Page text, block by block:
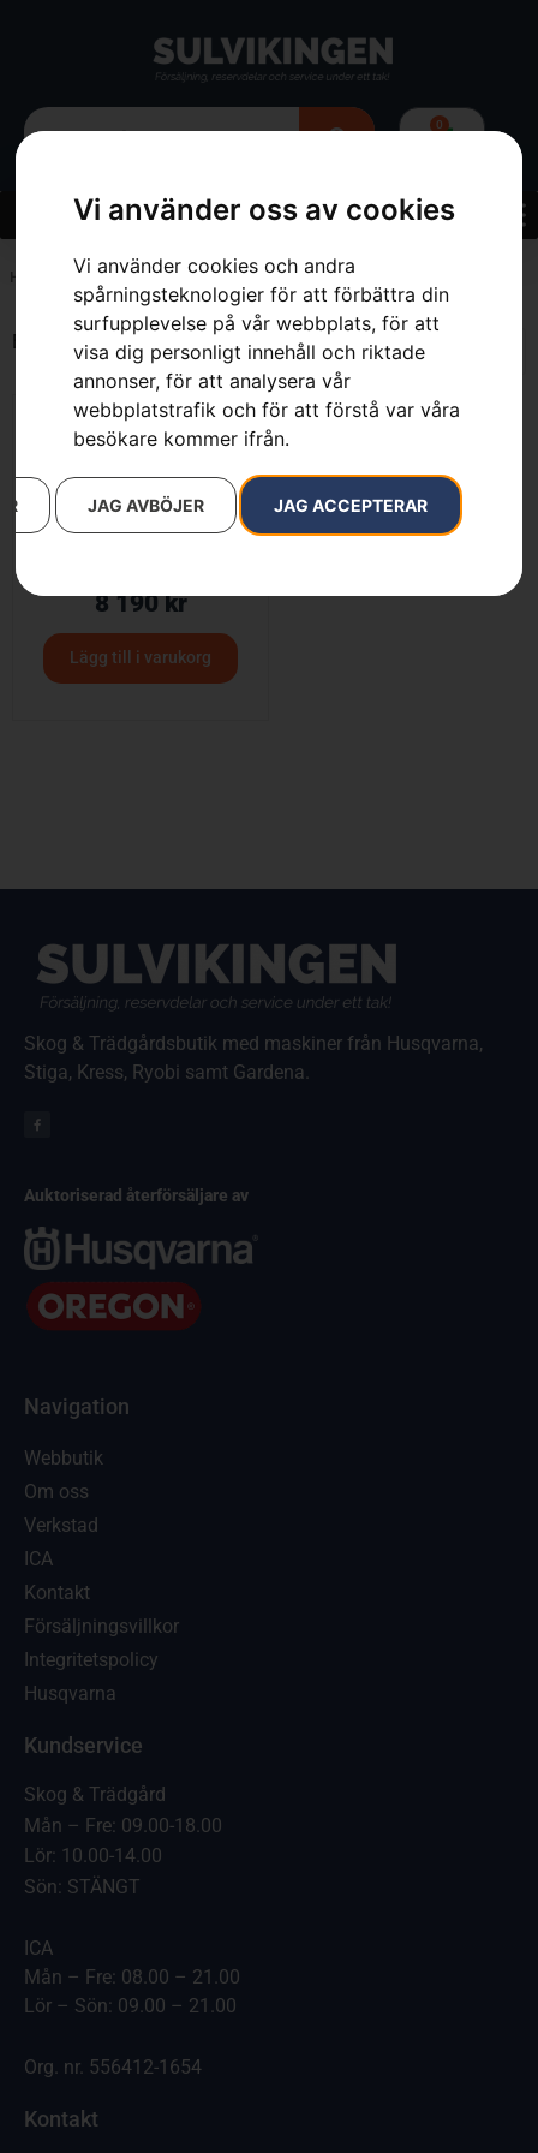
Vi använder oss av cookies
Vi använder cookies och andra
spårningsteknologier för att förbättra din
surfupplevelse på vår webbplats, för att
visa dig personligt innehåll och riktade
annonser, för att analysera vår
webbplatstrafik och för att förstå var våra
besökare kommer ifrån.
JAG ACCEPTERAR
JAG AVBÖJER
0
Hem 5.5 kg
Endast ett sökresultat
8 190kr
Lägg till i varukorg
Skog & Trädgårdsbutik med maskiner från Husqvarna,
Stiga, Kress, Ryobi samt Gardena.
Auktoriserad återförsäljare av
Navigation
Webbutik
Om oss
Verkstad
ICA
Kontakt
Försäljningsvillkor
Integritetspolicy
Husqvarna
Kundservice
Skog & Trädgård
Mån – Fre: 09.00-18.00
Lör: 10.00-14.00
Sön: STÄNGT
ICA
Mån – Fre: 08.00 – 21.00
Lör – Sön: 09.00 – 21.00
Org. nr. 556412-1654
Kontakt